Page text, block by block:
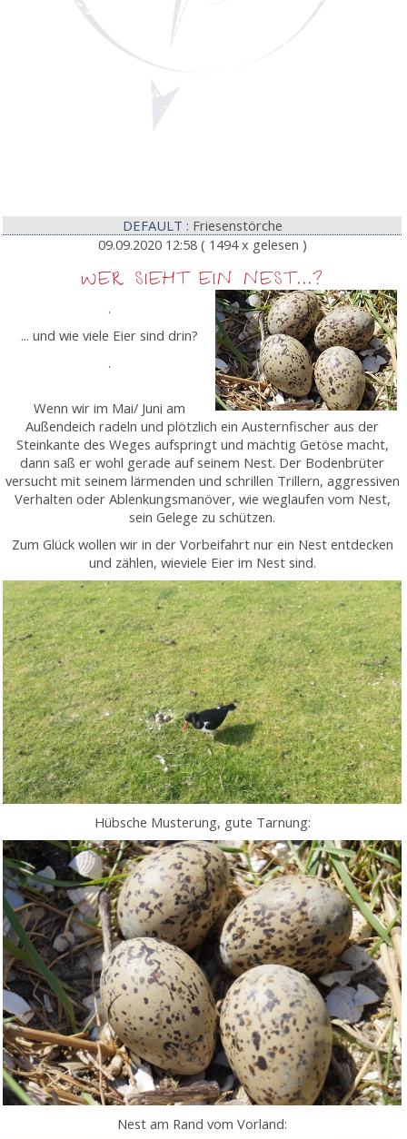
DEFAULT : Friesenstörche
09.09.2020 12:58 ( 1494 x gelesen )
WER SIEHT EIN NEST...?
.
... und wie viele Eier sind drin?
.
Wenn wir im Mai/ Juni am
Außendeich radeln und plötzlich ein Austernfischer aus der
Steinkante des Weges aufspringt und mächtig Getöse macht,
dann saß er wohl gerade auf seinem Nest. Der Bodenbrüter
versucht mit seinem lärmenden und schrillen Trillern, aggressiven
Verhalten oder Ablenkungsmanöver, wie weglaufen vom Nest,
sein Gelege zu schützen.
Zum Glück wollen wir in der Vorbeifahrt nur ein Nest entdecken
und zählen, wieviele Eier im Nest sind.
Hübsche Musterung, gute Tarnung:
Nest am Rand vom Vorland: